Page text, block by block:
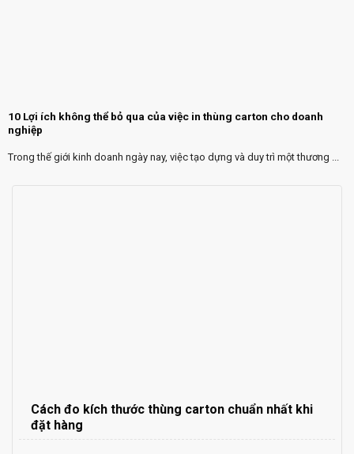
10 Lợi ích không thể bỏ qua của việc in thùng carton cho doanh
nghiệp
Trong thế giới kinh doanh ngày nay, việc tạo dựng và duy trì một thương ...
Cách đo kích thước thùng carton chuẩn nhất khi
đặt hàng